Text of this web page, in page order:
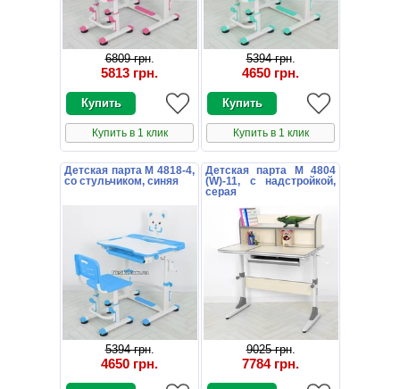
6809 грн.
5813 грн.
Купить в 1 клик
5394 грн.
4650 грн.
Купить в 1 клик
Детская парта M 4818-4,
со стульчиком, синяя
5394 грн.
4650 грн.
Детская парта M 4804
(W)-11, с надстройкой,
серая
9025 грн.
7784 грн.